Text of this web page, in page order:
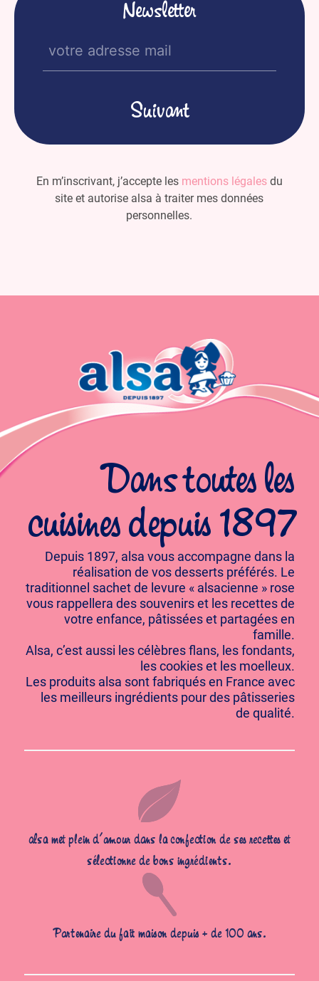
Newsletter
E-
mail
En m’inscrivant, j’accepte les mentions légalesdu
site et autorise alsa à traiter mes données
personnelles.
alsa met plein d’amour dans la confection de ses recettes et
sélectionne de bons ingrédients.
Partenaire du fait maison depuis + de 100 ans.
Dans toutes les
cuisines depuis 1897
Depuis 1897, alsa vous accompagne dans la
réalisation de vos desserts préférés. Le
traditionnel sachet de levure « alsacienne » rose
vous rappellera des souvenirs et les recettes de
votre enfance, pâtissées et partagées en
famille.
Alsa, c’est aussi les célèbres flans, les fondants,
les cookies et les moelleux.
Les produits alsa sont fabriqués en France avec
les meilleurs ingrédients pour des pâtisseries
de qualité.